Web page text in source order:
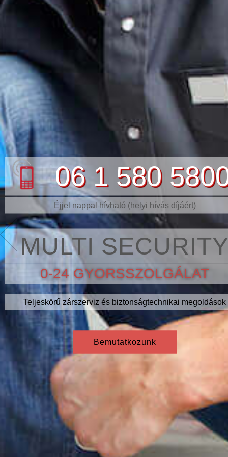
06 1 580
Éjjel nappal hívható (helyi hívás díjáért)
MULTI
0-24 GYORSSZOLGÁLAT
Teljeskörű zárszerviz és biztonságtechnikai megoldások
Bemutatkozunk